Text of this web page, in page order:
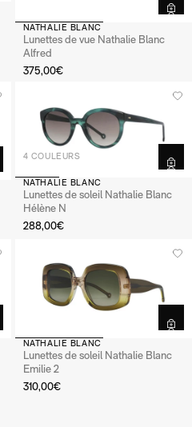
NATHALIE BLANC
Lunettes de vue Nathalie Blanc
Alfred
375,00€
4 COULEURS
NATHALIE BLANC
Lunettes de soleil Nathalie Blanc
Hélène N
288,00€
NATHALIE BLANC
Lunettes de soleil Nathalie Blanc
Emilie 2
310,00€